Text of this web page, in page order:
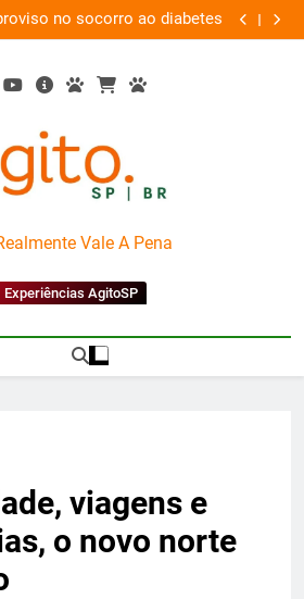
no socorro ao diabetes
Vale A Pena
Experiências AgitoSP
viagens e
o novo norte